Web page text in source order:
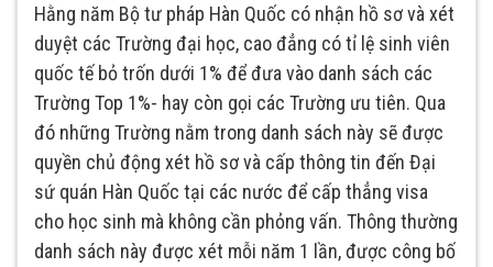
Hằng năm Bộ tư pháp Hàn Quốc có nhận hồ sơ và xét
duyệt các Trường đại học, cao đẳng có tỉ lệ sinh viên
quốc tế bỏ trốn dưới 1% để đưa vào danh sách các
Trường Top 1%- hay còn gọi các Trường ưu tiên. Qua
đó những Trường nằm trong danh sách này sẽ được
quyền chủ động xét hồ sơ và cấp thông tin đến Đại
sứ quán Hàn Quốc tại các nước để cấp thẳng visa
cho học sinh mà không cần phỏng vấn. Thông thường
danh sách này được xét mỗi năm 1 lần, được công bố